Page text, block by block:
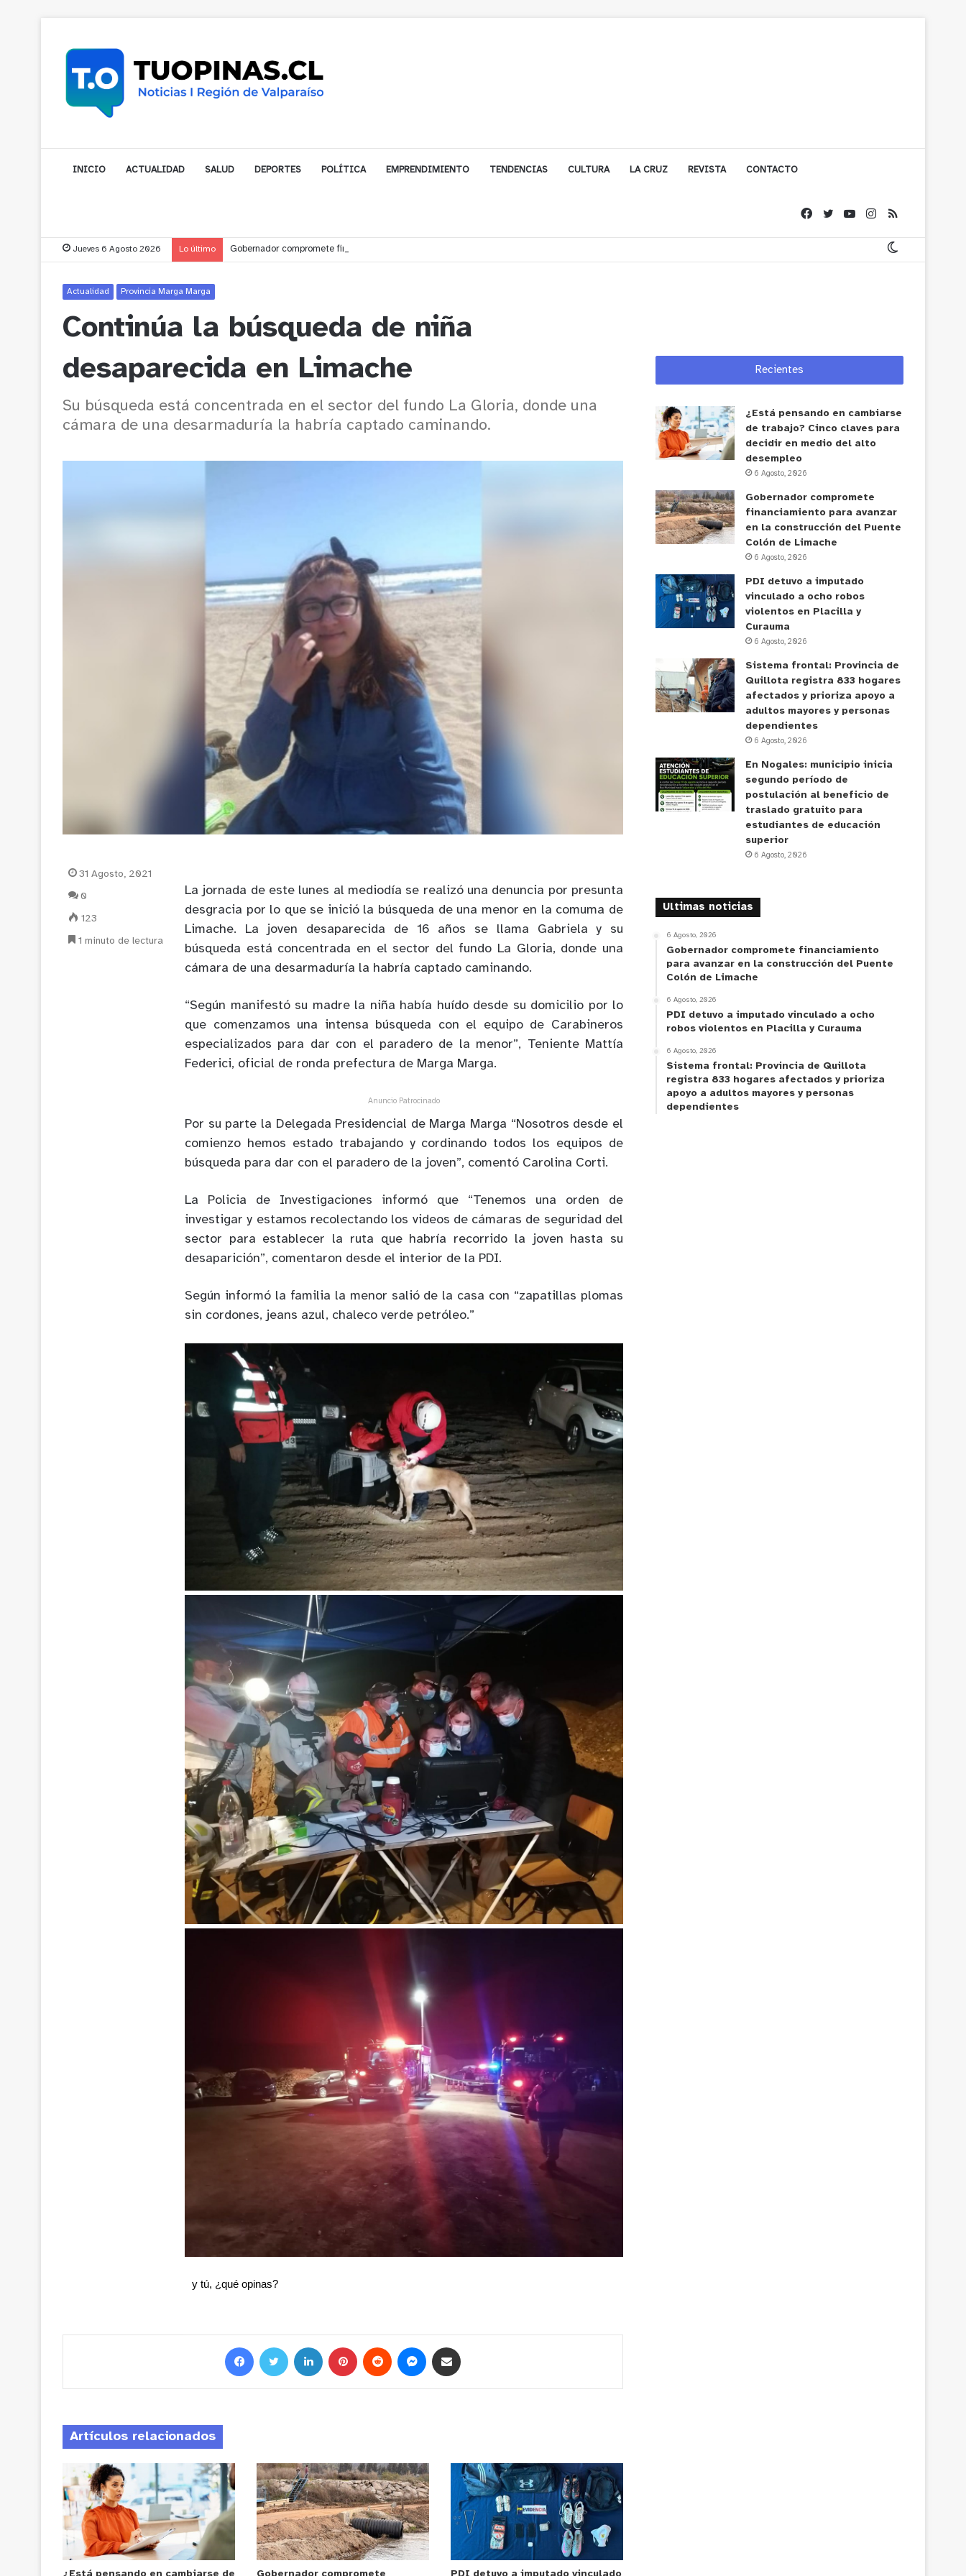
INICIO ACTUALIDAD SALUD DEPORTES POLÍTICA EMPRENDIMIENTO TENDENCIAS CULTURA LA CRUZ REVISTA CONTACTO
Jueves 6 Agosto 2026 Lo último Gobernador compromete financiamiento para avanzar en la construcción del Puente Colón de Limache
Actualidad Provincia Marga Marga
Continúa la búsqueda de niña
desaparecida en Limache
Su búsqueda está concentrada en el sector del fundo La Gloria, donde una
cámara de una desarmaduría la habría captado caminando.
La jornada de este lunes al mediodía se realizó una denuncia por presunta
desgracia por lo que se inició la búsqueda de una menor en la comuma de
Limache. La joven desaparecida de 16 años se llama Gabriela y su
búsqueda está concentrada en el sector del fundo La Gloria, donde una
cámara de una desarmaduría la habría captado caminando.
“Según manifestó su madre la niña había huído desde su domicilio por lo
que comenzamos una intensa búsqueda con el equipo de Carabineros
especializados para dar con el paradero de la menor”, Teniente Mattía
Federici, oficial de ronda prefectura de Marga Marga.
Anuncio Patrocinado
Por su parte la Delegada Presidencial de Marga Marga “Nosotros desde el
comienzo hemos estado trabajando y cordinando todos los equipos de
búsqueda para dar con el paradero de la joven”, comentó Carolina Corti.
La Policia de Investigaciones informó que “Tenemos una orden de
investigar y estamos recolectando los videos de cámaras de seguridad del
sector para establecer la ruta que habría recorrido la joven hasta su
desaparición”, comentaron desde el interior de la PDI.
Según informó la familia la menor salió de la casa con “zapatillas plomas
sin cordones, jeans azul, chaleco verde petróleo.”
y tú, ¿qué opinas?
31 Agosto, 2021
0
123
1 minuto de lectura
Artículos relacionados
Recientes
¿Está pensando en cambiarse
de trabajo? Cinco claves para
decidir en medio del alto
desempleo
6 Agosto, 2026
Gobernador compromete
financiamiento para avanzar
en la construcción del Puente
Colón de Limache
6 Agosto, 2026
PDI detuvo a imputado
vinculado a ocho robos
violentos en Placilla y
Curauma
6 Agosto, 2026
Sistema frontal: Provincia de
Quillota registra 833 hogares
afectados y prioriza apoyo a
adultos mayores y personas
dependientes
6 Agosto, 2026
En Nogales: municipio inicia
segundo período de
postulación al beneficio de
traslado gratuito para
estudiantes de educación
superior
6 Agosto, 2026
Ultimas noticias
6 Agosto, 2026
Gobernador compromete financiamiento
para avanzar en la construcción del Puente
Colón de Limache
6 Agosto, 2026
PDI detuvo a imputado vinculado a ocho
robos violentos en Placilla y Curauma
6 Agosto, 2026
Sistema frontal: Provincia de Quillota
registra 833 hogares afectados y prioriza
apoyo a adultos mayores y personas
dependientes